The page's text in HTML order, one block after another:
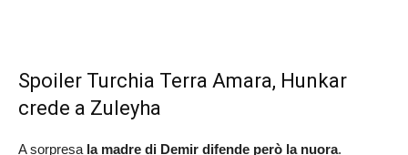
Spoiler Turchia Terra Amara, Hunkar
crede a Zuleyha
A sorpresa la madre di Demir difende però la nuora.